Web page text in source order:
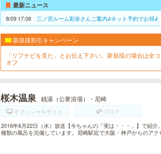
最新ニュース
8/09 17:06 三ノ宮ルーム彩奈さんご案内♪ネット予約でお得♪
新規様割引キャンペーン
「リフナビを見た」とお伝え下さい。新規様の場合は全
オフ
桜木温泉 銭湯（公衆浴場）・尼崎
オフィシャルサイト
ブログ
2016年6月22日（水）放送【今ちゃんの「実は・・・」】で紹
種類の風呂を完備しています。尼崎駅近で大阪・神戸からのアク